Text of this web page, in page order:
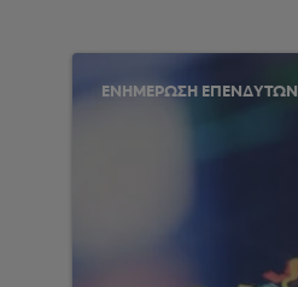
ΕΝΗΜΕΡΩΣΗ ΕΠΕΝΔΥΤΩΝ